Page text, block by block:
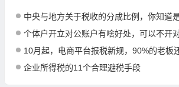
中央与地方关于税收的分成比例，你知道
个体户开立对公账户有啥好处，可以不开
10月起，电商平台报税新规，90%的老板
企业所得税的11个合理避税手段